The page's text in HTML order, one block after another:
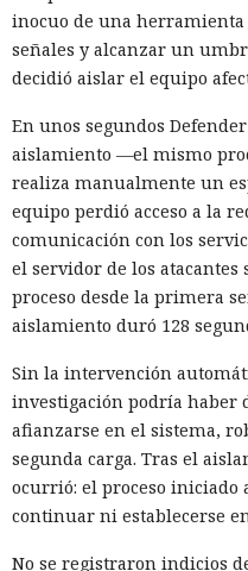
inocuo de una
señales y alcanzar un
decidió aislar el equipo
En unos segundos
aislamiento —el mismo
realiza manualmente un
equipo perdió acceso a la
comunicación con los
el servidor de los atacantes
proceso desde la primera
aislamiento duró 128
Sin la intervención
investigación podría haber
afianzarse en el sistema,
segunda carga. Tras el
ocurrió: el proceso iniciado
continuar ni establecerse
No se registraron indicios